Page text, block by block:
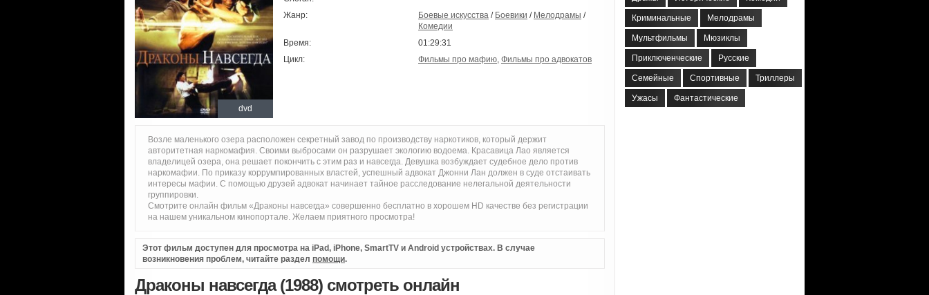
dvd
Жанр:
Боевые искусства / Боевики / Мелодрамы /
Комедии
Время:
01:29:31
Цикл:
Фильмы про мафию, Фильмы про адвокатов
Возле маленького озера расположен секретный завод по производству наркотиков, который держит
авторитетная наркомафия. Своими выбросами он разрушает экологию водоема. Красавица Лао является
владелицей озера, она решает покончить с этим раз и навсегда. Девушка возбуждает судебное дело против
наркомафии. По приказу коррумпированных властей, успешный адвокат Джонни Лан должен в суде отстаивать
интересы мафии. С помощью друзей адвокат начинает тайное расследование нелегальной деятельности
группировки.
Смотрите онлайн фильм «Драконы навсегда» совершенно бесплатно в хорошем HD качестве без регистрации
на нашем уникальном кинопортале. Желаем приятного просмотра!
Этот фильм доступен для просмотра на iPad, iPhone, SmartTV и Android устройствах. В случае
возникновения проблем, читайте раздел помощи.
Драконы навсегда (1988) смотреть онлайн
Криминальные Мелодрамы
Мультфильмы Мюзиклы
Приключенческие Русские
Семейные Спортивные Триллеры
Ужасы Фантастические